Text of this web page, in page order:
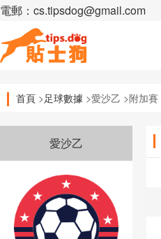
電郵：cs.tipsdog@gmail.com
首頁 >足球數據 >愛沙乙 >附加賽
愛沙乙